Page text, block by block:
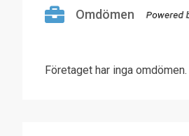
Omdömen
Företaget har inga omdömen.